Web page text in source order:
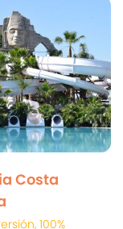
Costa
100%